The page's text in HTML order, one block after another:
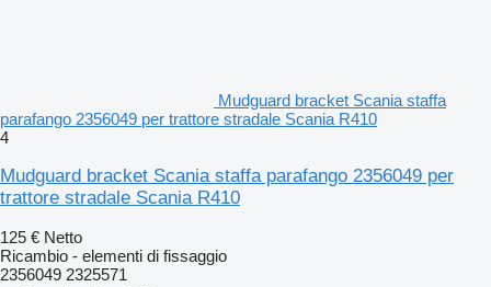
Mudguard bracket Scania staffa
parafango 2356049 per trattore stradale Scania R410
4
Mudguard bracket Scania staffa parafango 2356049 per
trattore stradale Scania R410
125 € Netto
Ricambio - elementi di fissaggio
2356049 2325571